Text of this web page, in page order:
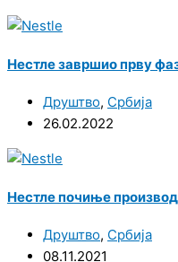
Нестле завршио прву
Друштво, Србија
26.02.2022
Нестле почиње
Друштво, Србија
08.11.2021